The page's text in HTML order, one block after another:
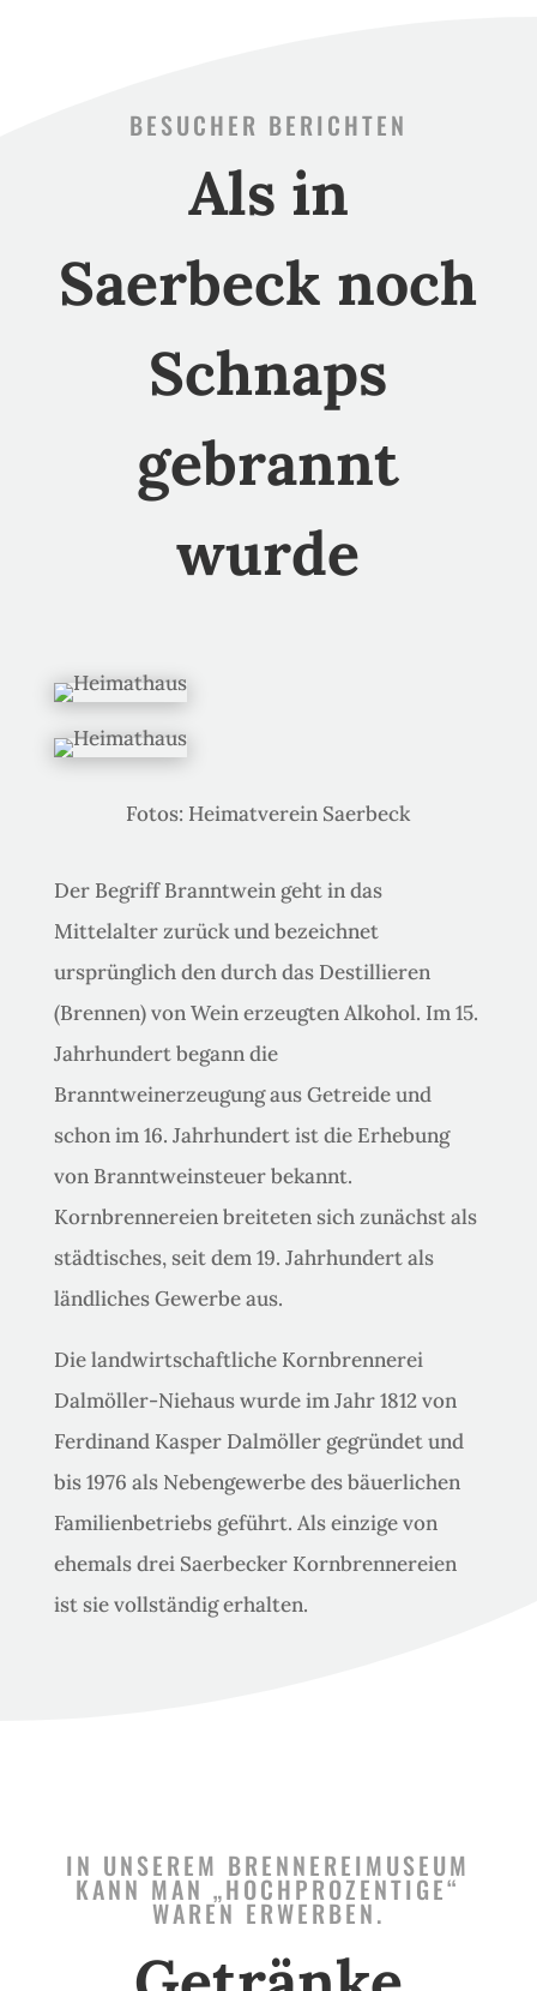
BESUCHER BERICHTEN
Als in
Saerbeck noch
Schnaps
gebrannt
wurde
Fotos: Heimatverein Saerbeck
Der Begriff Branntwein geht in das
Mittelalter zurück und bezeichnet
ursprünglich den durch das Destillieren
(Brennen) von Wein erzeugten Alkohol. Im 15.
Jahrhundert begann die
Branntweinerzeugung aus Getreide und
schon im 16. Jahrhundert ist die Erhebung
von Branntweinsteuer bekannt.
Kornbrennereien breiteten sich zunächst als
städtisches, seit dem 19. Jahrhundert als
ländliches Gewerbe aus.
Die landwirtschaftliche Kornbrennerei
Dalmöller-Niehaus wurde im Jahr 1812 von
Ferdinand Kasper Dalmöller gegründet und
bis 1976 als Nebengewerbe des bäuerlichen
Familienbetriebs geführt. Als einzige von
ehemals drei Saerbecker Kornbrennereien
ist sie vollständig erhalten.
IN UNSEREM BRENNEREIMUSEUM
KANN MAN „HOCHPROZENTIGE“
WAREN ERWERBEN.